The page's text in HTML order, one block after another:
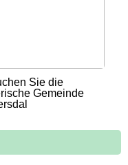
Sie die
Gemeinde